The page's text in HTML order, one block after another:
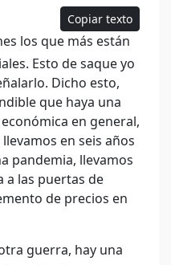
Copiar texto
los que más están
Esto de saque yo
Dicho esto,
que haya una
en general,
en seis años
pandemia, llevamos
a las puertas de
de precios en
guerra, hay una